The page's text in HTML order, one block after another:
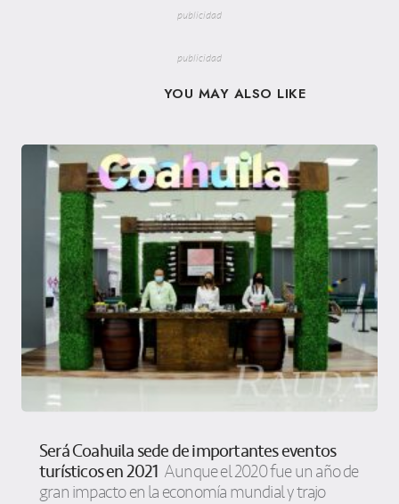
publicidad
publicidad
YOU MAY ALSO LIKE
Será Coahuila sede de importantes eventos
turísticos en 2021 Aunque el 2020 fue un año de
gran impacto en la economía mundial y trajo